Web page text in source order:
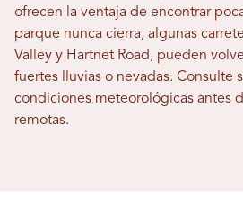
ofrecen la ventaja de encontrar
parque nunca cierra, algunas
Valley y Hartnet Road, pueden
fuertes lluvias o nevadas. Consulte
condiciones meteorológicas antes
remotas.